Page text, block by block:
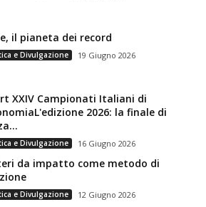
il pianeta dei record
e Divulgazione 19 Giugno 2026
XXIV Campionati Italiani di
2026: la finale di
e Divulgazione 16 Giugno 2026
da impatto come metodo di
e Divulgazione 12 Giugno 2026